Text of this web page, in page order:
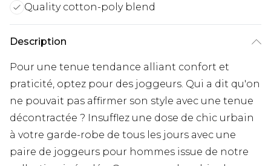
Quality cotton-poly blend
Description
Pour une tenue tendance alliant confort et
praticité, optez pour des joggeurs. Qui a dit qu'on
ne pouvait pas affirmer son style avec une tenue
décontractée ? Insufflez une dose de chic urbain
à votre garde-robe de tous les jours avec une
paire de joggeurs pour hommes issue de notre